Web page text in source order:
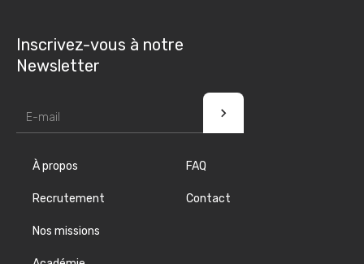
Inscrivez-vous à notre
Newsletter
À propos
Recrutement
Nos missions
FAQ
Contact